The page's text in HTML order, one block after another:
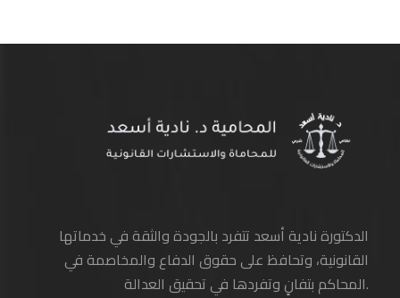
الدكتورة نادية أسعد تتفرد بالجودة والثقة في خدماتها
القانونية، وتحافظ على حقوق الدفاع والمخاصمة في
المحاكم بتفانٍ وتفردها في تحقيق العدالة.